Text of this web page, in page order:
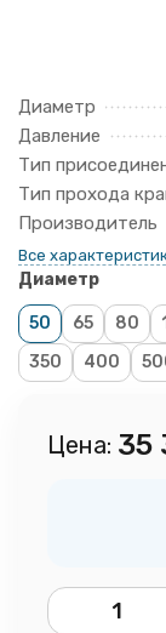
Диаметр
Давление
Тип
Тип прохода
Производитель
Все
Диаметр
50 65 80
350
400
Цена: 35